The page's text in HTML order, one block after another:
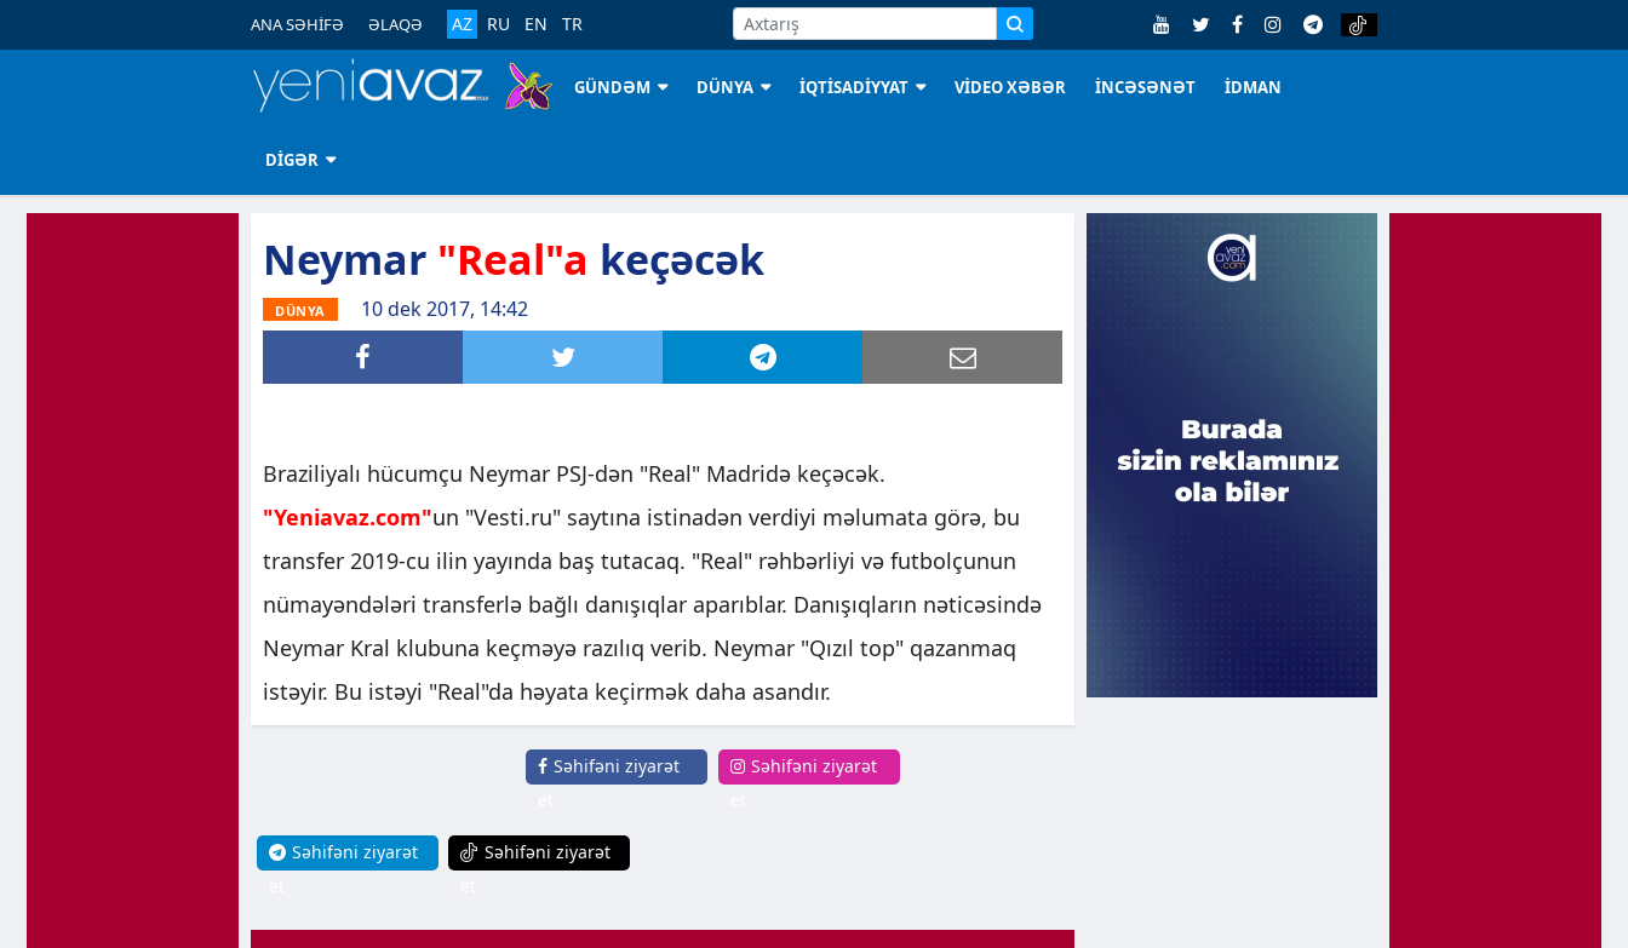
ANA SƏHİFƏ ƏLAQƏ AZ RU EN TR
GÜNDƏM DÜNYA İQTİSADİYYAT VİDEO XƏBƏR İNCƏSƏNƏT İDMAN
DİGƏR
Neymar "Real"a keçəcək
DÜNYA 10 dek 2017, 14:42
Braziliyalı hücumçu Neymar PSJ-dən "Real" Madridə keçəcək.
"Yeniavaz.com"un "Vesti.ru" saytına istinadən verdiyi məlumata görə, bu
transfer 2019-cu ilin yayında baş tutacaq. "Real" rəhbərliyi və futbolçunun
nümayəndələri transferlə bağlı danışıqlar aparıblar. Danışıqların nəticəsində
Neymar Kral klubuna keçməyə razılıq verib. Neymar "Qızıl top" qazanmaq
istəyir. Bu istəyi "Real"da həyata keçirmək daha asandır.
Səhifəni ziyarət
Səhifəni ziyarət
Səhifəni ziyarət
Səhifəni ziyarət